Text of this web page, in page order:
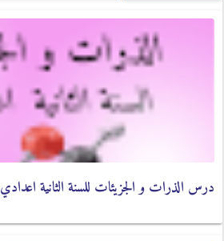
درس الذرات و الجزيئات للسنة الثانية اعدادي